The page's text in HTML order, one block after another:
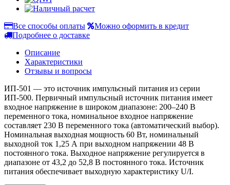
Все способы оплаты
Можно оформить в кредит
Подробнее о доставке
Описание
Характеристики
Отзывы и вопросы
ИП-501 — это источник импульсный питания из серии
ИП-500. Первичный импульсный источник питания имеет
входное напряжение в широком диапазоне: 200–240 В
переменного тока, номинальное входное напряжение
составляет 230 В переменного тока (автоматический выбор).
Номинальная выходная мощность 60 Вт, номинальный
выходной ток 1,25 А при выходном напряжении 48 В
постоянного тока. Выходное напряжение регулируется в
диапазоне от 43,2 до 52,8 В постоянного тока. Источник
питания обеспечивает выходную характеристику U/I.